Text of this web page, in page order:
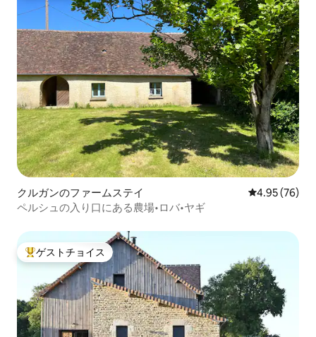
クルガンのファームステイ レビュー76
4.95 (76)
ペルシュの入り口にある農場•ロバ•ヤギ
大好評のゲストチョイスです。
ゲストチョイス